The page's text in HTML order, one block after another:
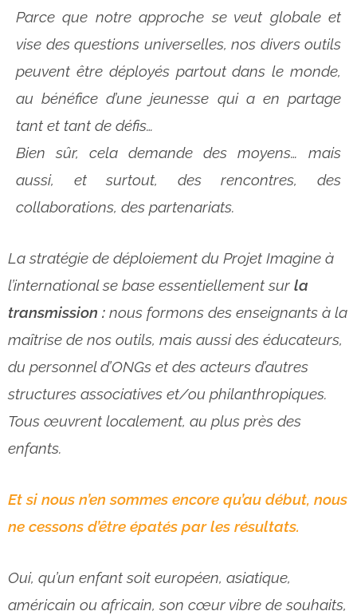
Parce que notre approche se veut globale et
vise des questions universelles, nos divers outils
peuvent être déployés partout dans le monde,
au bénéfice d’une jeunesse qui a en partage
tant et tant de défis…
Bien sûr, cela demande des moyens… mais
aussi, et surtout, des rencontres, des
collaborations, des partenariats.
La stratégie de déploiement du Projet Imagine à
l’international se base essentiellement sur la
transmission : nous formons des enseignants à la
maîtrise de nos outils, mais aussi des éducateurs,
du personnel d’ONGs et des acteurs d’autres
structures associatives et/ou philanthropiques.
Tous œuvrent localement, au plus près des
enfants.
Et si nous n’en sommes encore qu’au début, nous
ne cessons d’être épatés par les résultats.
Oui, qu’un enfant soit européen, asiatique,
américain ou africain, son cœur vibre de souhaits,